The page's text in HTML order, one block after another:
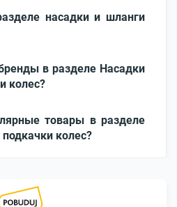
насадки и шланги
в разделе Насадки
колес?
товары в разделе
колес?